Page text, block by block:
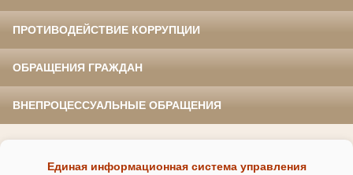
ПРОТИВОДЕЙСТВИЕ КОРРУПЦИИ
ОБРАЩЕНИЯ ГРАЖДАН
ВНЕПРОЦЕССУАЛЬНЫЕ ОБРАЩЕНИЯ
Единая информационная система управления